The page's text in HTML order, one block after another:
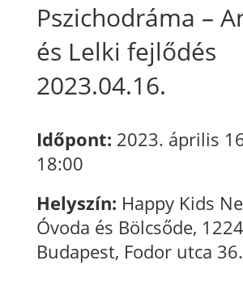
Pszichodráma –
és Lelki fejlődés
2023.04.16.
Időpont: 2023. április
18:00
Helyszín: Happy Kids
Óvoda és Bölcsőde,
Budapest, Fodor utca 36.